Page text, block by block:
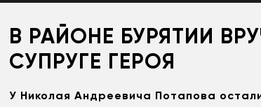
В РАЙОНЕ БУРЯТИИ
СУПРУГЕ ГЕРОЯ
У Николая Андреевича Потапова